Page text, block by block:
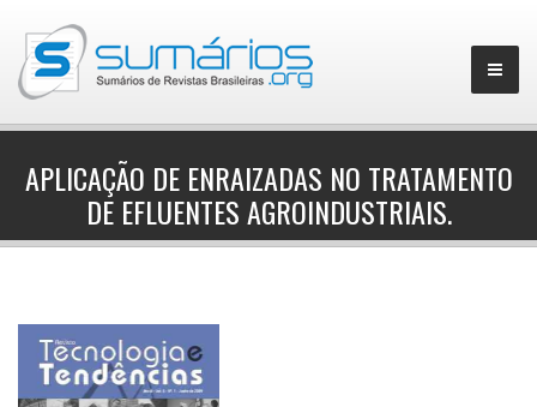
APLICAÇÃO DE ENRAIZADAS NO TRATAMENTO
DE EFLUENTES AGROINDUSTRIAIS.